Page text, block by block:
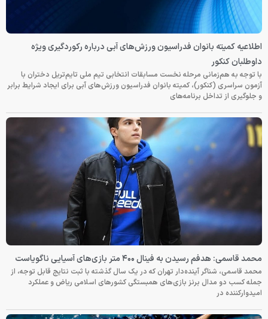
اطلاعیه کمیته بانوان فدراسیون ورزش‌های آبی درباره رکوردگیری ویژه
داوطلبان کنکور
با توجه به هم‌زمانی مرحله نخست مسابقات انتخابی تیم ملی تایم‌تریل دختران با
آزمون سراسری (کنکور)، کمیته بانوان فدراسیون ورزش‌های آبی برای ایجاد شرایط برابر
و جلوگیری از تداخل برنامه‌های
محمد قاسمی: هدفم رسیدن به فینال ۴۰۰ متر بازی‌های آسیایی ناگویاست
محمد قاسمی، شناگر آینده‌دار تهران که در یک سال گذشته با ثبت نتایج قابل توجه، از
جمله کسب دو مدال برنز بازی‌های همبستگی کشورهای اسلامی ریاض و عملکرد
امیدوارکننده در